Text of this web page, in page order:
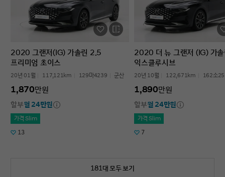
2020 그랜저(IG) 가솔린 2.5
프리미엄 초이스
20년 01월 117,121km 129마4239 군산
1,870만원
할부월 24만원
가격 Slim
13
2020 더 뉴 그랜저 (IG) 가
익스클루시브
20년 10월 122,671km 162소
1,890만원
할부월 24만원
가격 Slim
7
181대 모두 보기